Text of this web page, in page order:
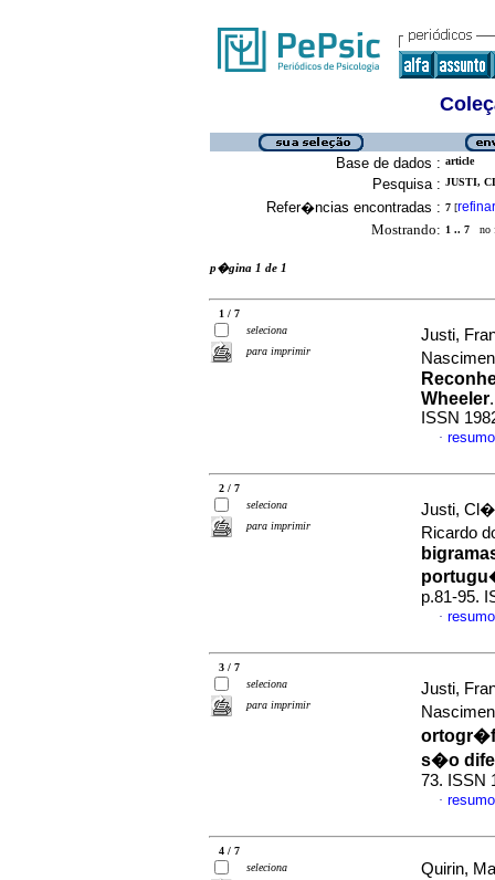
Base de dados : article
Pesquisa : JUSTI,
Refer�ncias encontradas : 7 [refinar
Mostrando: 1 .. 7 no
p�gina 1 de 1
1 / 7
seleciona
para imprimir
Justi,
Wheeler
ISSN
·
2 / 7
seleciona
para imprimir
Justi,
Ricardo
p.81-95.
·
3 / 7
seleciona
para imprimir
Justi,
s�o
73. ISSN
·
4 / 7
seleciona
Quirin,